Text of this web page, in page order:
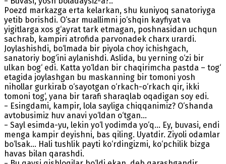
Poezd markazga erta kelarkan, shu kuniyoq sanatoriyga
yetib borishdi. O‘sar muallimni jo‘shqin kayfiyat va
yigitlarga xos g‘ayrat tark etmagan, poshnasidan uchqun
sachrab, kampiri atrofida parvonadek charx urardi.
Joylashishdi, bo‘lmada bir piyola choy ichishgach,
sanatoriy bog‘ini aylanishdi. Aslida, bu yerning o‘zi bir
ulkan bog‘ edi. Katta yo‘ldan bir chaqirimcha pastda – tog‘
etagida joylashgan bu maskanning bir tomoni yosh
nihollar gurkirab o‘sayotgan o‘rkach-o‘rkach qir, ikki
tomoni tog‘, yana bir tarafi sharaqlab oqadigan soy edi.
− Esingdami, kampir, lola sayliga chiqqanimiz? O‘shanda
avtobusimiz huv anavi yo‘ldan o‘tgan…
− Sayl esimda-yu, lekin yo‘l yodimda yo‘q… Ey, buvasi, endi
menga kampir deyishni, bas qiling. Uyatdir. Ziyoli odamlar
bo‘lsak… Hali tushlik payti ko‘rdingizmi, ko‘pchilik bizga
havas bilan qarashdi.